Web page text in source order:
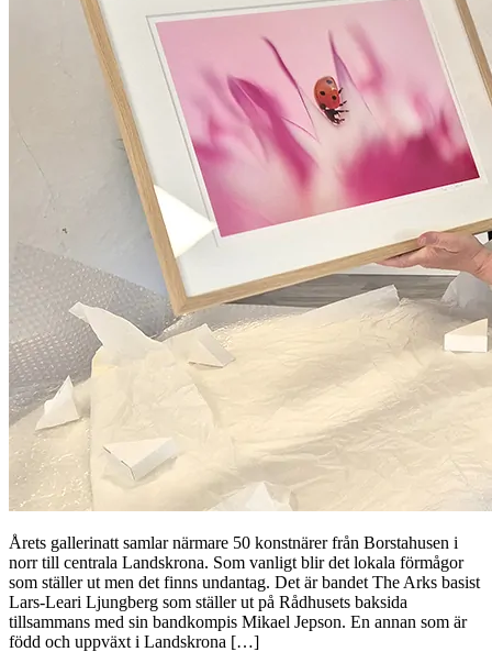
Årets gallerinatt samlar närmare 50 konstnärer från Borstahusen i
norr till centrala Landskrona. Som vanligt blir det lokala förmågor
som ställer ut men det finns undantag. Det är bandet The Arks basist
Lars-Leari Ljungberg som ställer ut på Rådhusets baksida
tillsammans med sin bandkompis Mikael Jepson. En annan som är
född och uppväxt i Landskrona […]